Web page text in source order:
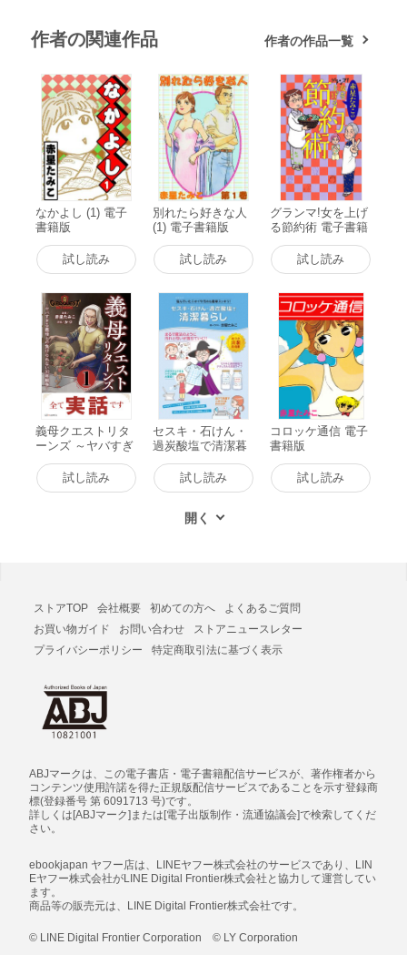
作者の関連作品 作者の作品一覧
なかよし (1) 電子
書籍版
試し読み
別れたら好きな人
(1) 電子書籍版
試し読み
グランマ!女を上げ
る節約術 電子書籍
試し読み
義母クエストリタ
ーンズ ～ヤバすぎ
る義母との負けら
れない30年戦争～
1 電子書籍版
試し読み
セスキ・石けん・
過炭酸塩で清潔暮
らし 電子書籍版
試し読み
コロッケ通信 電子
書籍版
試し読み
ストアTOP 会社概要 初めての方へ
よくあるご質問
お買い物ガイド
お問い合わせ
ストアニュースレター
プライバシーポリシー
特定商取引法に基づく表示
ABJマークは、この電子書店・電子書籍配信サービスが、著作権者から
コンテンツ使用許諾を得た正規版配信サービスであることを示す登録商
標(登録番号 第 6091713 号)です。
詳しくは[ABJマーク]または[電子出版制作・流通協議会]で検索してくだ
さい。
ebookjapan ヤフー店は、LINEヤフー株式会社のサービスであり、LIN
Eヤフー株式会社がLINE Digital Frontier株式会社と協力して運営してい
ます。
商品等の販売元は、LINE Digital Frontier株式会社です。
© LINE Digital Frontier Corporation © LY Corporation